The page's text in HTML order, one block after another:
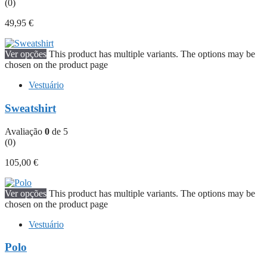
(0)
49,95 €
Ver opções This product has multiple variants. The options may be
chosen on the product page
Vestuário
Sweatshirt
Avaliação 0 de 5
(0)
105,00 €
Ver opções This product has multiple variants. The options may be
chosen on the product page
Vestuário
Polo